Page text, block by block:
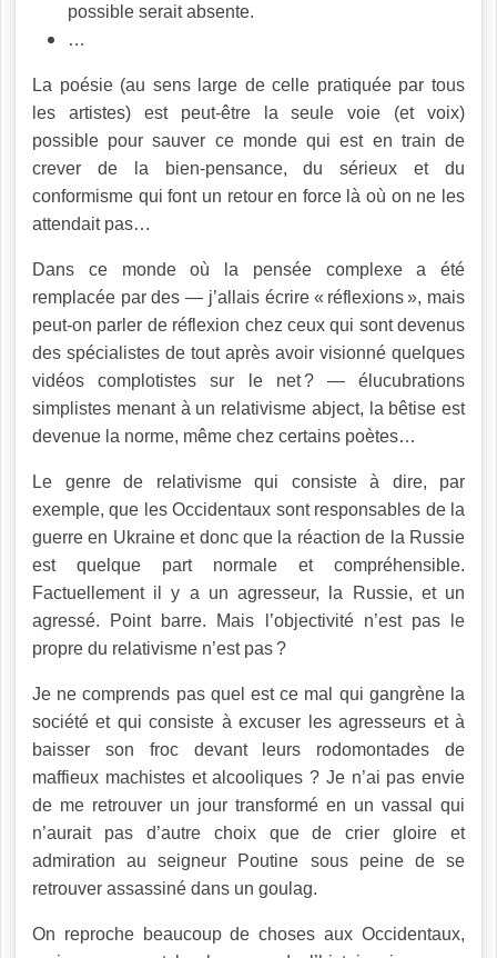
possible serait absente.
…
La poésie (au sens large de celle pratiquée par tous
les artistes) est peut-être la seule voie (et voix)
possible pour sauver ce monde qui est en train de
crever de la bien-pensance, du sérieux et du
conformisme qui font un retour en force là où on ne les
attendait pas…
Dans ce monde où la pensée complexe a été
remplacée par des — j’allais écrire « réflexions », mais
peut-on parler de réflexion chez ceux qui sont devenus
des spécialistes de tout après avoir visionné quelques
vidéos complotistes sur le net ? — élucubrations
simplistes menant à un relativisme abject, la bêtise est
devenue la norme, même chez certains poètes…
Le genre de relativisme qui consiste à dire, par
exemple, que les Occidentaux sont responsables de la
guerre en Ukraine et donc que la réaction de la Russie
est quelque part normale et compréhensible.
Factuellement il y a un agresseur, la Russie, et un
agressé. Point barre. Mais l’objectivité n’est pas le
propre du relativisme n’est pas ?
Je ne comprends pas quel est ce mal qui gangrène la
société et qui consiste à excuser les agresseurs et à
baisser son froc devant leurs rodomontades de
maffieux machistes et alcooliques ? Je n’ai pas envie
de me retrouver un jour transformé en un vassal qui
n’aurait pas d’autre choix que de crier gloire et
admiration au seigneur Poutine sous peine de se
retrouver assassiné dans un goulag.
On reproche beaucoup de choses aux Occidentaux,